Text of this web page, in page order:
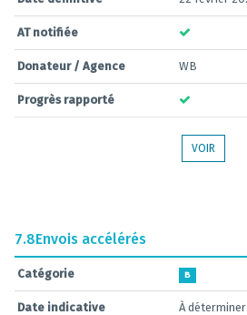
AT notifiée
Donateur / Agence WB
Progrès rapporté
VOIR
7.8Envois accélérés
Catégorie B
Date indicative À déterminer